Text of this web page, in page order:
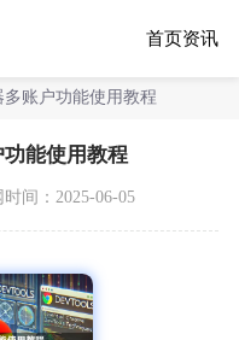
首页资讯
多账户功能使用教程
能使用教程
时间：2025-06-05